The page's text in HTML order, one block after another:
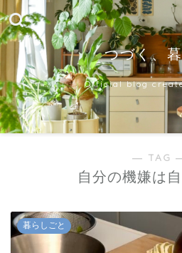
つづく、
Official blog
― TAG
自分の機嫌は
暮らしごと